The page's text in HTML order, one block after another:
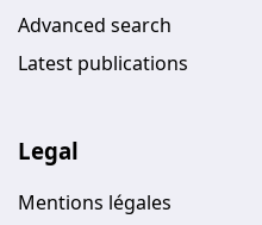
Advanced search
Latest publications
Legal
Mentions légales